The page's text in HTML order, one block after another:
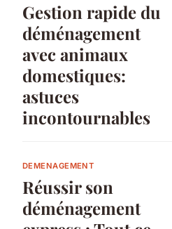
Gestion rapide du
déménagement
avec animaux
domestiques:
astuces
incontournables
DEMENAGEMENT
Réussir son
déménagement